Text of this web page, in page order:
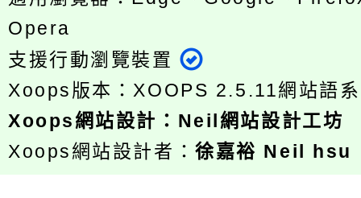
Opera
支援行動瀏覽裝置
Xoops版本：XOOPS 2.5.11網站語
Xoops網站設計 ： Neil網站設計工坊
Xoops網站設計者：徐嘉裕 Neil hsu